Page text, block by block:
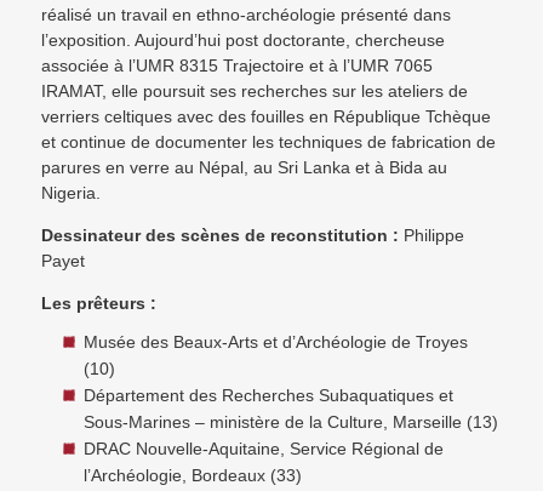
réalisé un travail en ethno-archéologie présenté dans
l’exposition. Aujourd’hui post doctorante, chercheuse
associée à l’UMR 8315 Trajectoire et à l’UMR 7065
IRAMAT, elle poursuit ses recherches sur les ateliers de
verriers celtiques avec des fouilles en République Tchèque
et continue de documenter les techniques de fabrication de
parures en verre au Népal, au Sri Lanka et à Bida au
Nigeria.
Dessinateur des scènes de reconstitution : Philippe
Payet
Les prêteurs :
Musée des Beaux-Arts et d’Archéologie de Troyes
(10)
Département des Recherches Subaquatiques et
Sous-Marines – ministère de la Culture, Marseille (13)
DRAC Nouvelle-Aquitaine, Service Régional de
l’Archéologie, Bordeaux (33)